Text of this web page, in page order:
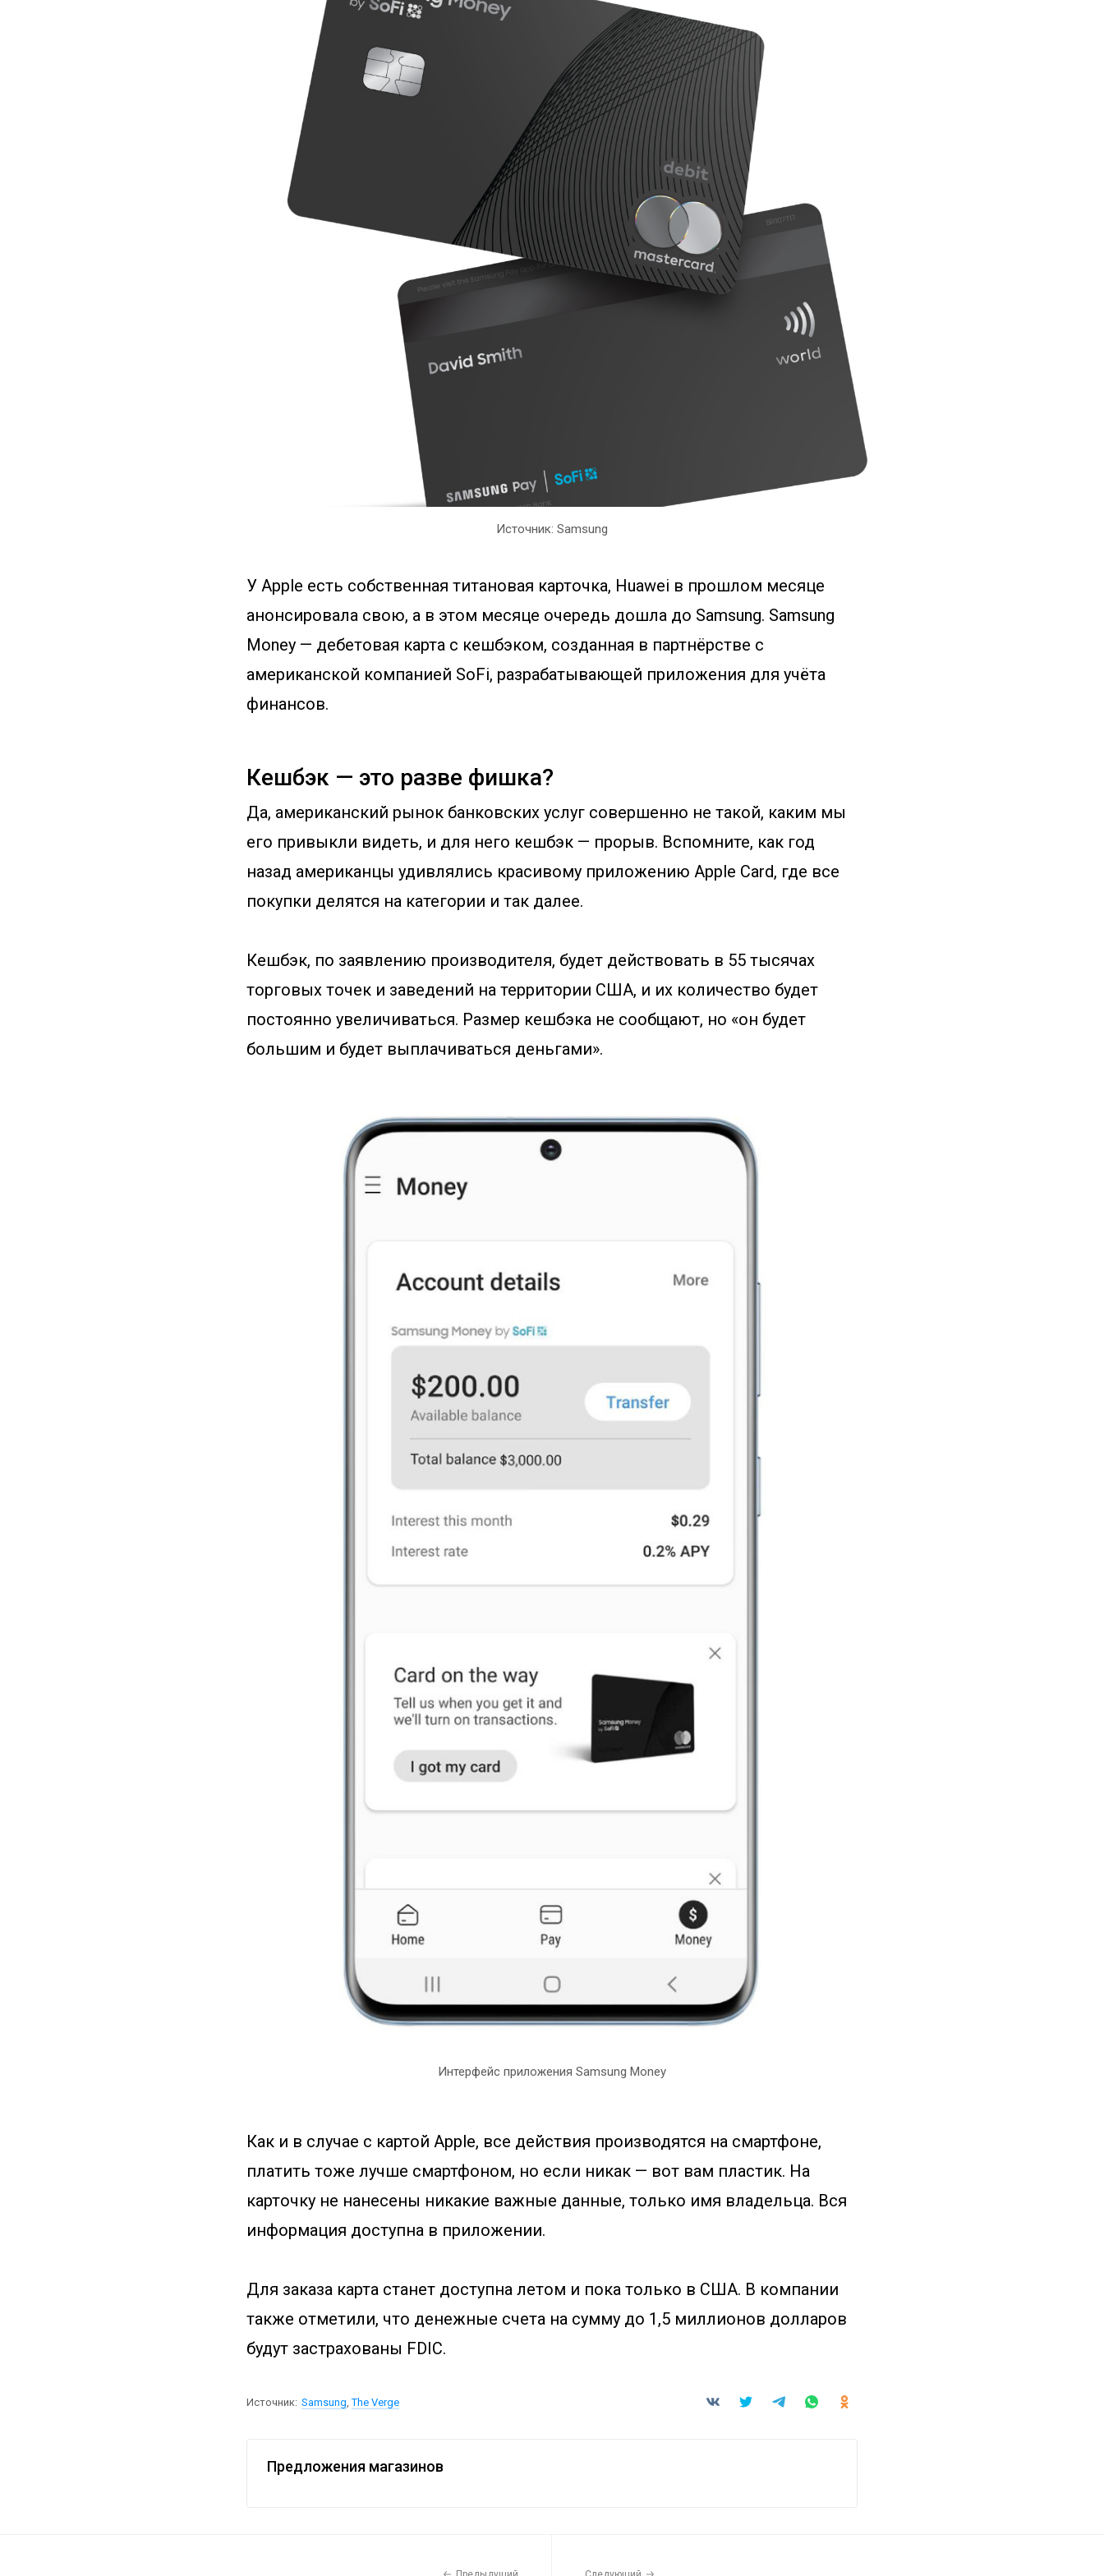
Источник: Samsung
У Apple есть собственная титановая карточка, Huawei в прошлом месяце
анонсировала свою, а в этом месяце очередь дошла до Samsung. Samsung
Money — дебетовая карта с кешбэком, созданная в партнёрстве с
американской компанией SoFi, разрабатывающей приложения для учёта
финансов.
Кешбэк — это разве фишка?
Да, американский рынок банковских услуг совершенно не такой, каким мы
его привыкли видеть, и для него кешбэк — прорыв. Вспомните, как год
назад американцы удивлялись красивому приложению Apple Card, где все
покупки делятся на категории и так далее.
Кешбэк, по заявлению производителя, будет действовать в 55 тысячах
торговых точек и заведений на территории США, и их количество будет
постоянно увеличиваться. Размер кешбэка не сообщают, но «он будет
большим и будет выплачиваться деньгами».
Интерфейс приложения Samsung Money
Как и в случае с картой Apple, все действия производятся на смартфоне,
платить тоже лучше смартфоном, но если никак — вот вам пластик. На
карточку не нанесены никакие важные данные, только имя владельца. Вся
информация доступна в приложении.
Для заказа карта станет доступна летом и пока только в США. В компании
также отметили, что денежные счета на сумму до 1,5 миллионов долларов
будут застрахованы FDIC.
Источник: Samsung,The Verge
Предложения магазинов